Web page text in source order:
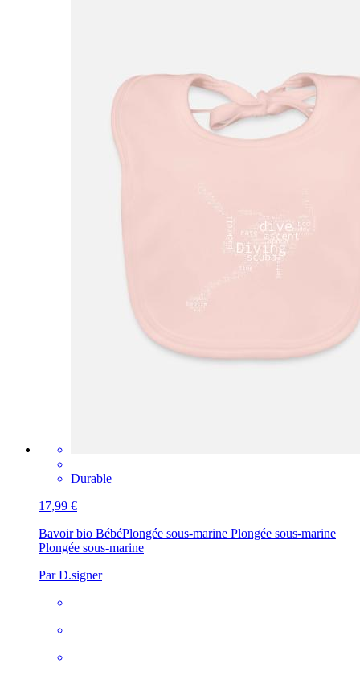
Durable
17,99 €
Bavoir bio BébéPlongée sous-marine Plongée sous-marine
Plongée sous-marine
Par D.signer